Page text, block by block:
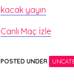
kacak yayın
Canlı Maç İzle
POSTED UNDER